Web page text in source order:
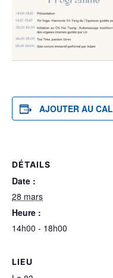
AJOUTER AU
DÉTAILS
Date :
28 mars
Heure :
14h00 - 18h00
LIEU